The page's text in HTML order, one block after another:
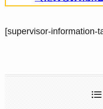
[supervisor-information-